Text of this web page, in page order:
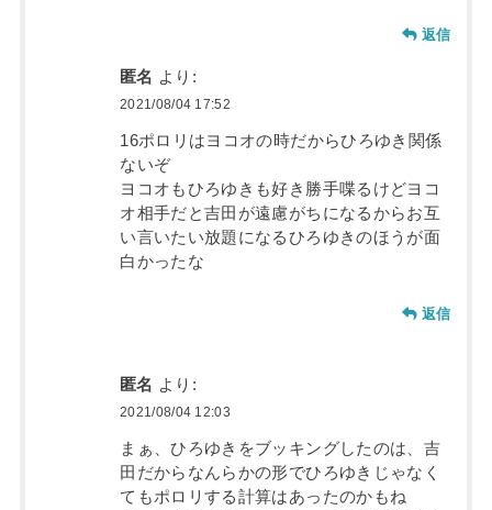
返信
匿名 より:
2021/08/04 17:52
16ポロリはヨコオの時だからひろゆき関係
ないぞ
ヨコオもひろゆきも好き勝手喋るけどヨコ
オ相手だと吉田が遠慮がちになるからお互
い言いたい放題になるひろゆきのほうが面
白かったな
返信
匿名 より:
2021/08/04 12:03
まぁ、ひろゆきをブッキングしたのは、吉
田だからなんらかの形でひろゆきじゃなく
てもポロリする計算はあったのかもね